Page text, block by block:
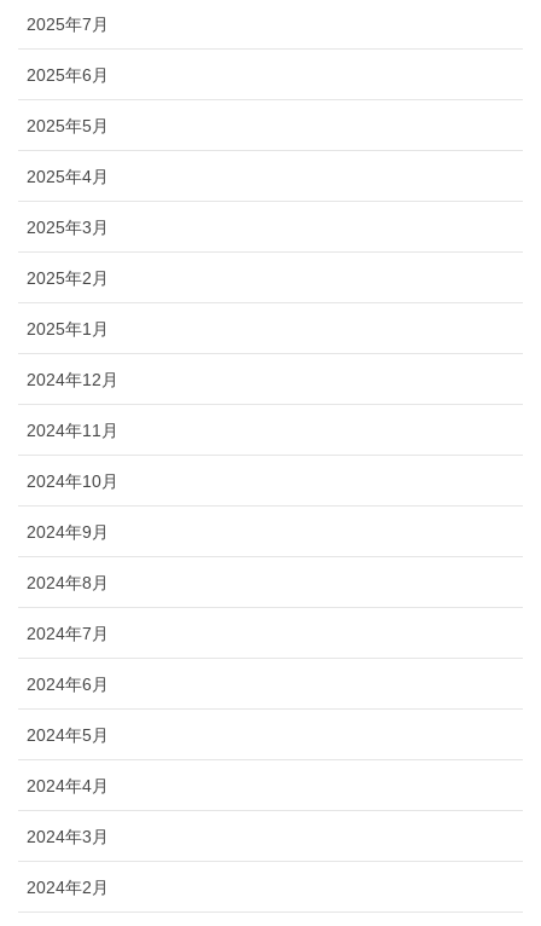
2025年7月
2025年6月
2025年5月
2025年4月
2025年3月
2025年2月
2025年1月
2024年12月
2024年11月
2024年10月
2024年9月
2024年8月
2024年7月
2024年6月
2024年5月
2024年4月
2024年3月
2024年2月